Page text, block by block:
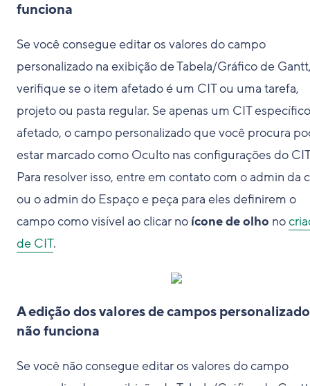
funciona
Se você consegue editar os valores do campo
personalizado na exibição de Tabela/Gráfico de
verifique se o item afetado é um CIT ou uma tarefa,
projeto ou pasta regular. Se apenas um CIT
afetado, o campo personalizado que você procura
estar marcado como Oculto nas configurações do
Para resolver isso, entre em contato com o admin da
ou o admin do Espaço e peça para eles definirem o
campo como visível ao clicar no ícone de olho no
de CIT.
A edição dos valores de campos
não funciona
Se você não consegue editar os valores do campo